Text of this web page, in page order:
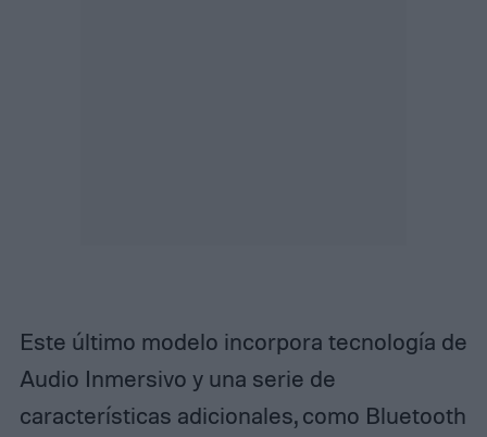
Este último modelo incorpora tecnología de
Audio Inmersivo y una serie de
características adicionales, como Bluetooth